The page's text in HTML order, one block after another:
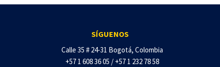
SÍGUENOS
Calle 35 # 24-31 Bogotá, Colombia
+57 1 608 36 05 / +57 1 232 78 58